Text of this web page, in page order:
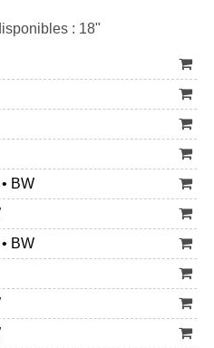
: 18"
BW
BW